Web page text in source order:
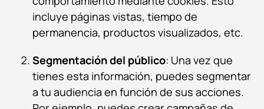
incluye páginas vistas, tiempo de
permanencia, productos visualizados, etc.
Segmentación del público: Una vez que
tienes esta información, puedes segmentar
a tu audiencia en función de sus acciones.